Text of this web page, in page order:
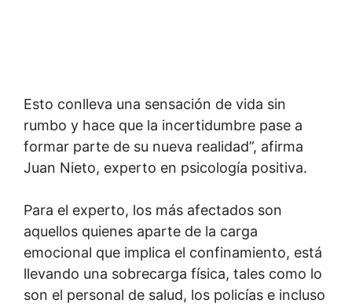
Esto conlleva una sensación de vida sin
rumbo y hace que la incertidumbre pase a
formar parte de su nueva realidad”, afirma
Juan Nieto, experto en psicología positiva.
Para el experto, los más afectados son
aquellos quienes aparte de la carga
emocional que implica el confinamiento, está
llevando una sobrecarga física, tales como lo
son el personal de salud, los policías e incluso